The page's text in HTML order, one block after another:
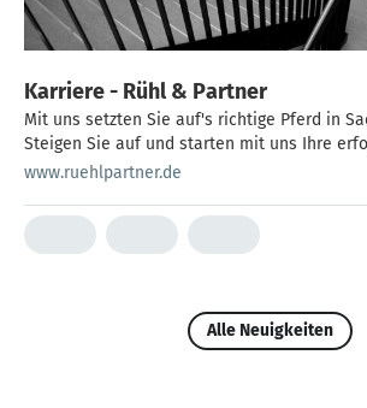
Karriere - Rühl & Partner
Mit uns setzten Sie auf's richtige Pferd in
Steigen Sie auf und starten mit uns Ihre
www.ruehlpartner.de
Alle Neuigkeiten